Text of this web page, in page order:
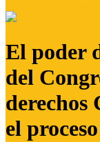
El poder
del
derechos
el